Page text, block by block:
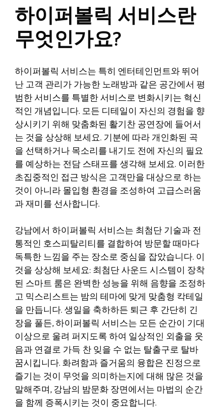
하이퍼볼릭 서비스란
무엇인가요?
하이퍼볼릭 서비스는 특히 엔터테인먼트와 뛰어
난 고객 관리가 가능한 노래방과 같은 공간에서 평
범한 서비스를 특별한 서비스로 변화시키는 혁신
적인 개념입니다. 모든 디테일이 자신의 경험을 향
상시키기 위해 맞춤화된 활기찬 공연장에 들어서
는 것을 상상해 보세요. 기분에 따라 개인화된 곡
을 선택하거나 목소리를 내기도 전에 자신의 필요
를 예상하는 전담 스태프를 생각해 보세요. 이러한
초집중적인 접근 방식은 고객만을 대상으로 하는
것이 아니라 몰입형 환경을 조성하여 고급스러움
과 재미를 선사합니다.
강남에서 하이퍼볼릭 서비스는 최첨단 기술과 전
통적인 호스피탈리티를 결합하여 방문할 때마다
독특한 느낌을 주는 장소로 중심을 잡았습니다. 이
것을 상상해 보세요: 최첨단 사운드 시스템이 장착
된 스마트 룸은 완벽한 성능을 위해 음향을 조정하
고 믹스리스트는 밤의 테마에 맞게 맞춤형 칵테일
을 만듭니다. 생일을 축하하든 퇴근 후 간단히 긴
장을 풀든, 하이퍼볼릭 서비스는 모든 순간이 기대
이상으로 울려 퍼지도록 하여 일상적인 외출을 웃
음과 연결로 가득 찬 잊을 수 없는 탈출구로 탈바
꿈시킵니다. 화려함과 즐거움의 융합은 진정으로
즐기는 것이 무엇을 의미하는지에 대해 많은 것을
말해주며, 강남의 밤문화 장면에서는 마법의 순간
을 함께 증폭시키는 것이 중요합니다.